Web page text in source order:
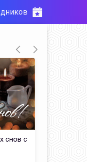
снов с